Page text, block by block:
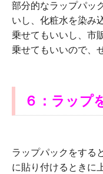
部分的なラップパッ
いし、化粧水を染み
乗せてもいいし、市
乗せてもいいので、
６：ラップ
ラップパックをする
に貼り付けるときに